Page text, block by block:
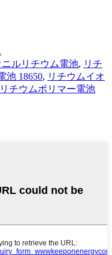
ルリチウム電池, リチ
池 18650, リチウムイオ
リチウムポリマー電池